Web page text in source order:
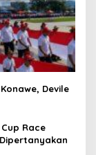
Devile
Race